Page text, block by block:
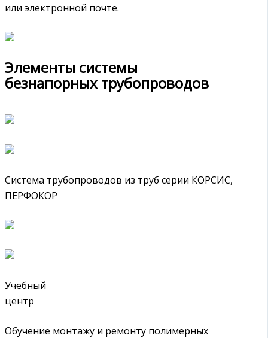
или электронной почте.
Элементы системы
безнапорных трубопроводов
Система трубопроводов из труб серии КОРСИС,
ПЕРФОКОР
Учебный
центр
Обучение монтажу и ремонту полимерных